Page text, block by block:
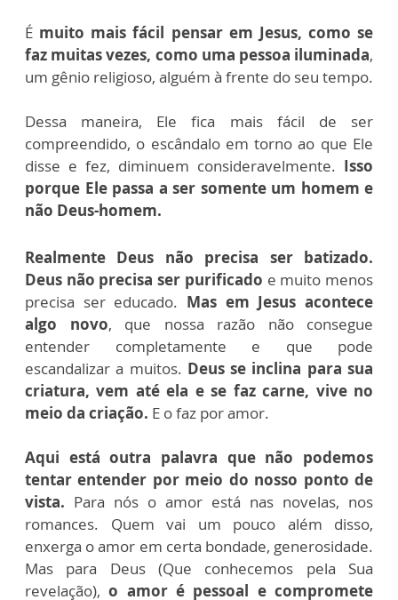
É muito mais fácil pensar em Jesus, como se
faz muitas vezes, como uma pessoa iluminada,
um gênio religioso, alguém à frente do seu tempo.
Dessa maneira, Ele fica mais fácil de ser
compreendido, o escândalo em torno ao que Ele
disse e fez, diminuem consideravelmente. Isso
porque Ele passa a ser somente um homem e
não Deus-homem.
Realmente Deus não precisa ser batizado.
Deus não precisa ser purificado e muito menos
precisa ser educado. Mas em Jesus acontece
algo novo, que nossa razão não consegue
entender completamente e que pode
escandalizar a muitos. Deus se inclina para sua
criatura, vem até ela e se faz carne, vive no
meio da criação. E o faz por amor.
Aqui está outra palavra que não podemos
tentar entender por meio do nosso ponto de
vista. Para nós o amor está nas novelas, nos
romances. Quem vai um pouco além disso,
enxerga o amor em certa bondade, generosidade.
Mas para Deus (Que conhecemos pela Sua
revelação),o amor é pessoal e compromete